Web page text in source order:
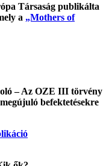
Társaság publikálta
a „Mothers of
– Az OZE III törvény
befektetésekre